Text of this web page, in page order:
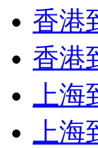
香港
香港
上
上